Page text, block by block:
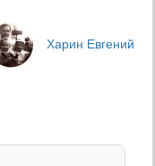
Харин Евгений